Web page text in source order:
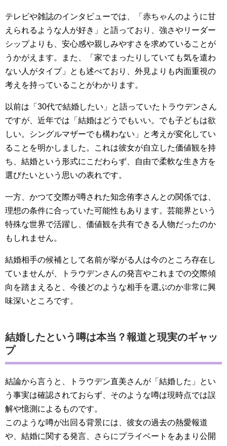
テレビや雑誌のインタビューでは、「赤ちゃんのように甘
えられるような人が好き」と語っており、強さやリーダー
シップよりも、安心感や親しみやすさを求めていることが
うかがえます。また、「家でまったりしていても気を遣わ
ない人がタイプ」とも述べており、外見よりも内面重視の
考えを持っていることがわかります。
以前は「30代で結婚したい」と語っていたトラウデンさん
ですが、近年では「結婚はどうでもいい。でも子どもは欲
しい。シングルマザーでも構わない」と考えが変化してい
ることを明かしました。これは彼女が自立した価値観を持
ち、結婚という形式にこだわらず、自由で柔軟な生き方を
選びたいという思いの表れです。
一方、かつて交際が噂された知念侑李さんとの関係では、
理想の条件に合っていた可能性もあります。芸能界という
特殊な世界で活躍し、価値観を共有できる人物だったのか
もしれません。
結婚相手の候補として名前が挙がる人は今のところ存在し
ていませんが、トラウデンさんの発言やこれまでの交際傾
向を踏まえると、今後どのような相手を選ぶのか非常に興
味深いところです。
結婚したという噂は本当？報道と現実のギャッ
プ
結論から言うと、トラウデン直美さんが「結婚した」とい
う事実は確認されておらず、そのような噂は現時点では誤
解や憶測によるものです。
このような噂が出回る背景には、彼女の過去の熱愛報道
や、結婚に関する発言、さらにプライベートをあまり公開